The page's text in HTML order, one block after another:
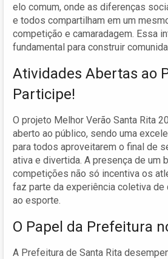
elo comum, onde as diferenças
e todos compartilham em um
competição e camaradagem. Essa
fundamental para construir
Atividades Abertas ao
Participe!
O projeto Melhor Verão Santa Rita
aberto ao público, sendo uma
para todos aproveitarem o final de
ativa e divertida. A presença de um
competições não só incentiva os
faz parte da experiência coletiva de
ao esporte.
O Papel da Prefeitura
A Prefeitura de Santa Rita